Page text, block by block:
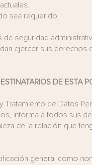
sea requerido.
seguridad
ejercer sus
DE ESTA
Tratamiento de Datos
informa a todos sus
de la relación que
general como